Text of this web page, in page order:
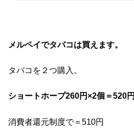
メルペイでタバコは買えます。
タバコを２つ購入。
ショートホープ260円×2個＝520円
消費者還元制度で＝510円